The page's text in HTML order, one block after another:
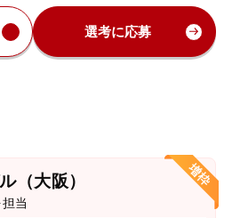
選考に応募
（大阪）
当